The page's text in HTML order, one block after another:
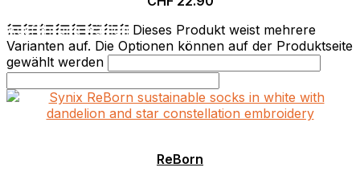
Ausführung wählen Dieses Produkt weist mehrere
Varianten auf. Die Optionen können auf der Produktseite
gewählt werden
ReBorn